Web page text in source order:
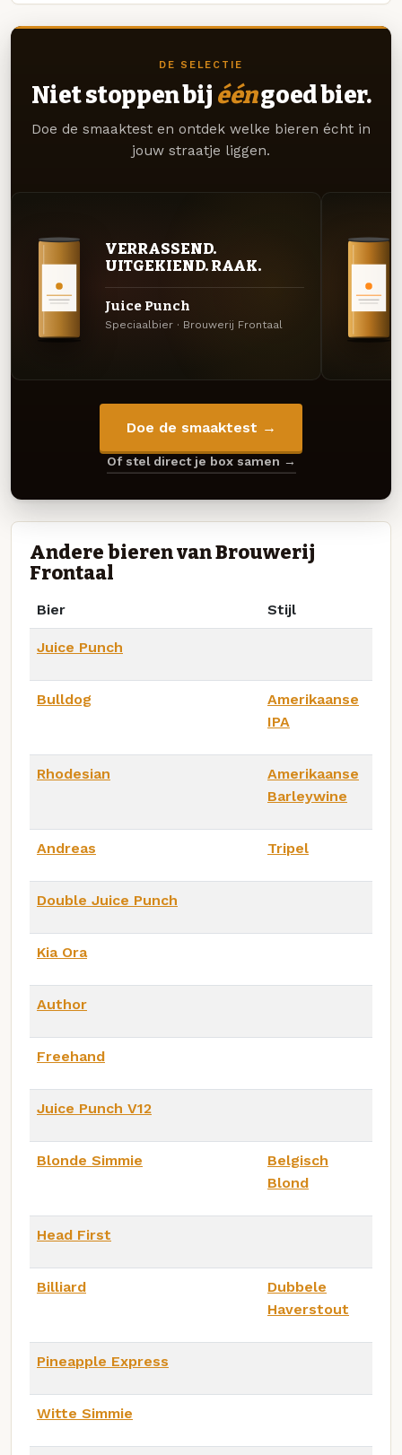
DE SELECTIE
Niet stoppen bij ééngoed bier.
Doe de smaaktest en ontdek welke bieren écht in
jouw straatje liggen.
VERRASSEND.
UITGEKIEND. RAAK.
Juice Punch
Speciaalbier · Brouwerij Frontaal
Doe de smaaktest →
Of stel direct je box samen →
Andere bieren van Brouwerij
Frontaal
Bier Stijl
Juice Punch
Bulldog
Amerikaanse
IPA
Rhodesian
Amerikaanse
Barleywine
Andreas Tripel
Double Juice Punch
Kia Ora
Author
Freehand
Juice Punch V12
Blonde Simmie
Belgisch
Blond
Head First
Billiard
Dubbele
Haverstout
Pineapple Express
Witte Simmie